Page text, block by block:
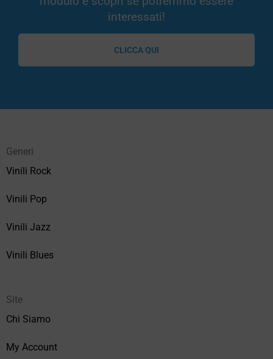
interessati!
CLICCA QUI
Generi
Vinili Rock
Vinili Pop
Vinili Jazz
Vinili Blues
Site
Chi Siamo
My Account